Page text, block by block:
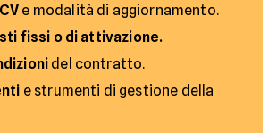
e modalità di aggiornamento.
fissi o di attivazione.
del contratto.
e strumenti di gestione della